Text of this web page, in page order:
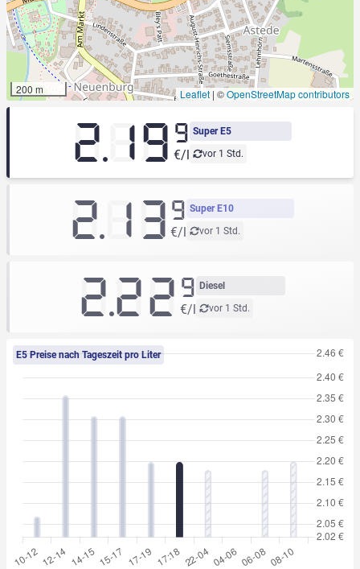
200 m Leaflet | ©OpenStreetMap contributors
Super E5
vor 1 Std.
2.19 9
€/l
Super E10
vor 1 Std.
2.139
€/l
Diesel
vor 1 Std.
2.22 9
€/l
E5 Preise nach Tageszeit pro Liter